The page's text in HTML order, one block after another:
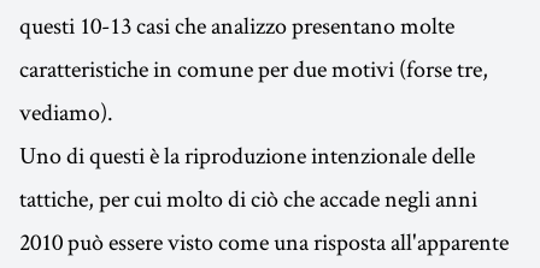
questi 10-13 casi che analizzo presentano molte
caratteristiche in comune per due motivi (forse tre,
vediamo).
Uno di questi è la riproduzione intenzionale delle
tattiche, per cui molto di ciò che accade negli anni
2010 può essere visto come una risposta all'apparente